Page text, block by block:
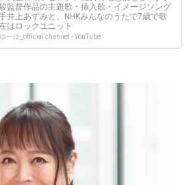
監督作品の主題歌・挿入歌・イメージソング
井上あずみと、NHKみんなのうたで7歳で歌
はロックユニット
ーゆ_official channel - YouTube